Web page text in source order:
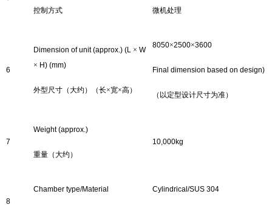
控制方式 微机处理
6
Dimension of unit (approx.) (L × W
× H) (mm)
外型尺寸（大约）（长×宽×高）
8050×2500×3600
Final dimension based on design)
（以定型设计尺寸为准）
7
Weight (approx.)
重量（大约）
10,000kg
8
Chamber type/Material Cylindrical/SUS 304